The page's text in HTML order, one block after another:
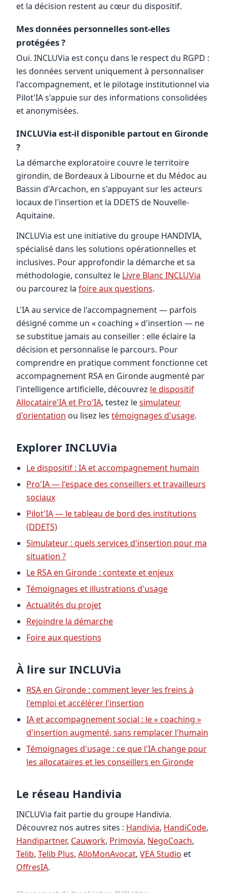
et la décision restent au cœur du dispositif.
Mes données personnelles sont-elles
protégées ?
Oui. INCLUVia est conçu dans le respect du RGPD :
les données servent uniquement à personnaliser
l'accompagnement, et le pilotage institutionnel via
Pilot'IA s'appuie sur des informations consolidées
et anonymisées.
INCLUVia est-il disponible partout en Gironde
?
La démarche exploratoire couvre le territoire
girondin, de Bordeaux à Libourne et du Médoc au
Bassin d'Arcachon, en s'appuyant sur les acteurs
locaux de l'insertion et la DDETS de Nouvelle-
Aquitaine.
INCLUVia est une initiative du groupe HANDIVIA,
spécialisé dans les solutions opérationnelles et
inclusives. Pour approfondir la démarche et sa
méthodologie, consultez le Livre Blanc INCLUVia
ou parcourez la foire aux questions.
L'IA au service de l'accompagnement — parfois
désigné comme un « coaching » d'insertion — ne
se substitue jamais au conseiller : elle éclaire la
décision et personnalise le parcours. Pour
comprendre en pratique comment fonctionne cet
accompagnement RSA en Gironde augmenté par
l'intelligence artificielle, découvrez le dispositif
Allocataire'IA et Pro'IA, testez lesimulateur
d'orientation ou lisez les témoignages d'usage.
Explorer INCLUVia
Le dispositif : IA et accompagnement humain
Pro'IA — l'espace des conseillers et travailleurs
sociaux
Pilot'IA — le tableau de bord des institutions
(DDETS)
Simulateur : quels services d'insertion pour ma
situation ?
Le RSA en Gironde : contexte et enjeux
Témoignages et illustrations d'usage
Actualités du projet
Rejoindre la démarche
Foire aux questions
À lire sur INCLUVia
RSA en Gironde : comment lever les freins à
l'emploi et accélérer l'insertion
IA et accompagnement social : le « coaching »
d'insertion augmenté, sans remplacer l'humain
Témoignages d'usage : ce que l'IA change pour
les allocataires et les conseillers en Gironde
Le réseau Handivia
INCLUVia fait partie du groupe Handivia.
Découvrez nos autres sites : Handivia, HandiCode,
Handipartner, Cauwork, Primovia, NegoCoach,
Telib, Telib Plus, AlloMonAvocat, VEA Studio et
OffresIA.